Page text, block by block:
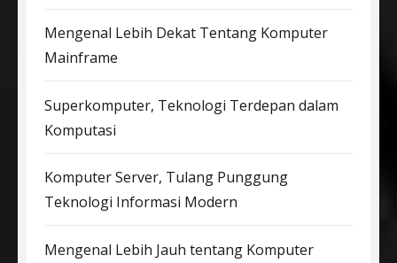
Mengenal Lebih Dekat Tentang Komputer
Mainframe
Superkomputer, Teknologi Terdepan dalam
Komputasi
Komputer Server, Tulang Punggung
Teknologi Informasi Modern
Mengenal Lebih Jauh tentang Komputer